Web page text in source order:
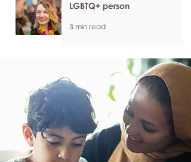
LGBTQ+ person
3 min read